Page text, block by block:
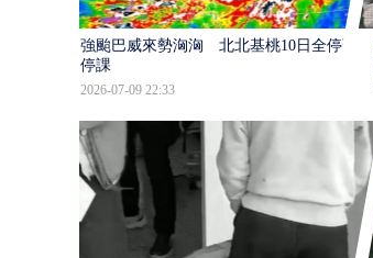
強颱巴威來勢洶洶 北北基桃10日全停班
停課
2026-07-09 22:33